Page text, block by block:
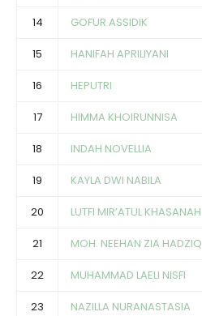
14 GOFUR ASSIDIK
15 HANIFAH APRILIYANI
16 HEPUTRI
17 HIMMA KHOIRUNNISA
18 INDAH NOVELLIA
19 KAYLA DWI NABILA
20 LUTFI MIR’ATUL KHASANAH
21 MOH. NEEHAN ZIA HADZIQ
22 MUHAMMAD LAELI NISFI
23 NAZILLA NURANASTASIA